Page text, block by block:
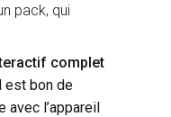
pack, qui
complet
est bon de
avec l’appareil